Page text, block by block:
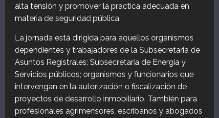
alta tensión y promover la practica adecuada en
materia de seguridad pública.
La jornada está dirigida para aquellos organismos
dependientes y trabajadores de la Subsecretaria de
Asuntos Registrales; Subsecretaria de Energía y
Servicios públicos; organismos y funcionarios que
intervengan en la autorización o fiscalización de
proyectos de desarrollo inmobiliario. También para
profesionales agrimensores, escribanos y abogados